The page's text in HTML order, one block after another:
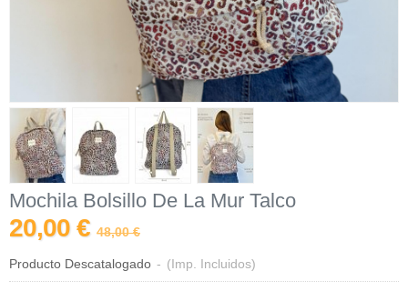
Mochila Bolsillo De La Mur Talco
20,00 € 48,00 €
Producto Descatalogado - (Imp. Incluidos)